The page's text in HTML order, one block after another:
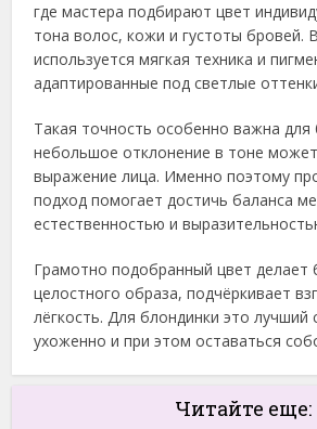
где мастера подбирают цвет
тона волос, кожи и густоты бровей.
используется мягкая техника и
адаптированные под светлые
Такая точность особенно важна для
небольшое отклонение в тоне
выражение лица. Именно поэтому
подход помогает достичь баланса
естественностью и
Грамотно подобранный цвет делает
целостного образа, подчёркивает
лёгкость. Для блондинки это лучший
ухоженно и при этом оставаться
Читайте еще: